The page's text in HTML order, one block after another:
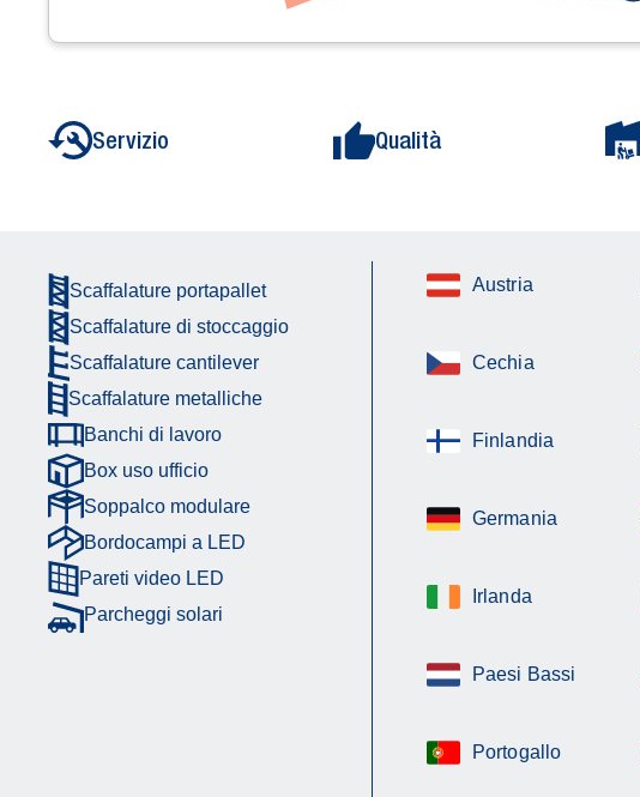
Servizio Qualità
Scaffalature portapallet
Scaffalature di stoccaggio
Scaffalature cantilever
Scaffalature metalliche
Banchi di lavoro
Box uso ufficio
Soppalco modulare
Bordocampi a LED
Pareti video LED
Parcheggi solari
Austria
Cechia
Finlandia
Germania
Irlanda
Paesi Bassi
Portogallo